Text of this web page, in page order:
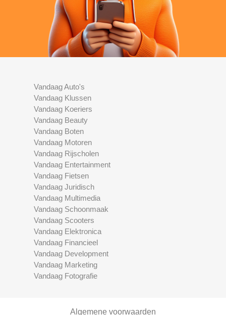
Vandaag Auto's
Vandaag Klussen
Vandaag Koeriers
Vandaag Beauty
Vandaag Boten
Vandaag Motoren
Vandaag Rijscholen
Vandaag Entertainment
Vandaag Fietsen
Vandaag Juridisch
Vandaag Multimedia
Vandaag Schoonmaak
Vandaag Scooters
Vandaag Elektronica
Vandaag Financieel
Vandaag Development
Vandaag Marketing
Vandaag Fotografie
Algemene voorwaarden